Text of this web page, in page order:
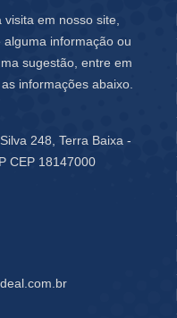
visita em nosso site,
informação ou
sugestão, entre em
informações abaixo.
248, Terra Baixa -
CEP 18147000